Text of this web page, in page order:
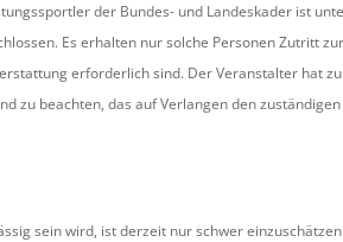
der Bundes- und Landeskader ist
Es erhalten nur solche Personen Zutritt
erforderlich sind. Der Veranstalter hat
zu beachten, das auf Verlangen den zuständigen
sein wird, ist derzeit nur schwer